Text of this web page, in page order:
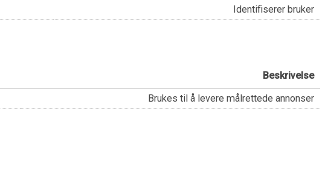
Identifiserer bruker
Beskrivelse
Brukes til å levere målrettede annonser